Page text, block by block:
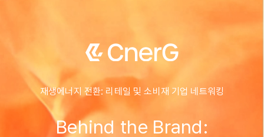
재생에너지 전환: 리테일 및 소비재 기업 네트워킹